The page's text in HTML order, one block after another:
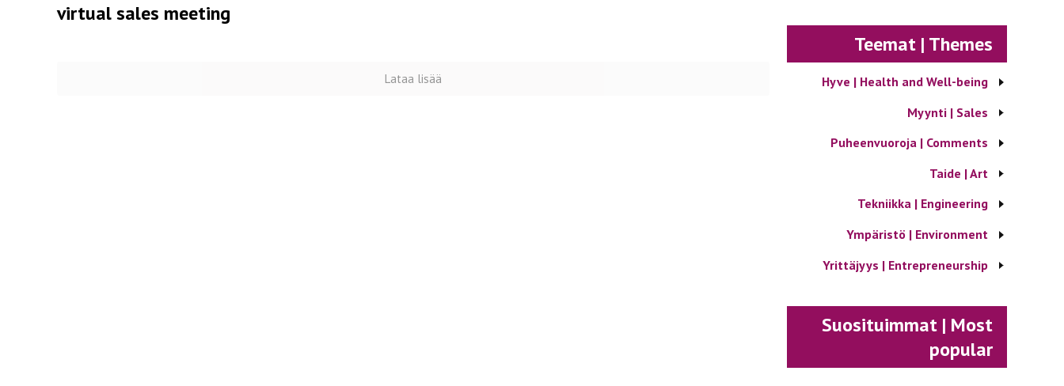
virtual sales meeting
Lataa lisää
Teemat | Themes
Hyve | Health and Well-being
Myynti | Sales
Puheenvuoroja | Comments
Taide | Art
Tekniikka | Engineering
Ympäristö | Environment
Yrittäjyys | Entrepreneurship
Suosituimmat | Most
popular